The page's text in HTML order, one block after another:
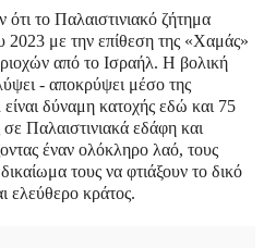
το Παλαιστινιακό ζήτημα
2023 με την επίθεση της «Χαμάς»
από το Ισραήλ. Η βολική
- αποκρύψει μέσο της
είναι δύναμη κατοχής εδώ και 75
Παλαιστινιακά εδάφη και
έναν ολόκληρο λαό, τους
τους να φτιάξουν το δικό
ελεύθερο κράτος.